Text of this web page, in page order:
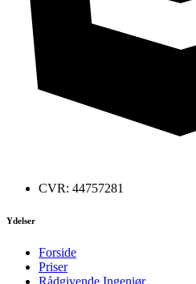
CVR: 44757281
Ydelser
Forside
Priser
Rådgivende Ingeniør